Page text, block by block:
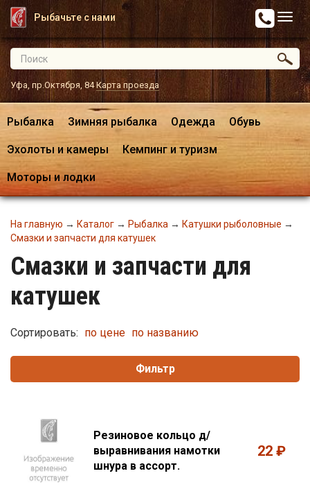
Рыбачьте с нами
Уфа, пр.Октября, 84Карта проезда
Рыбалка Зимняя рыбалка Одежда Обувь
Эхолоты и камеры Кемпинг и туризм
Моторы и лодки
На главную → Каталог → Рыбалка → Катушки рыболовные →
Смазки и запчасти для катушек
Смазки и запчасти для
катушек
Сортировать: по цене по названию
Фильтр
Резиновое кольцо д/
выравнивания намотки
шнура в ассорт.
22 ₽